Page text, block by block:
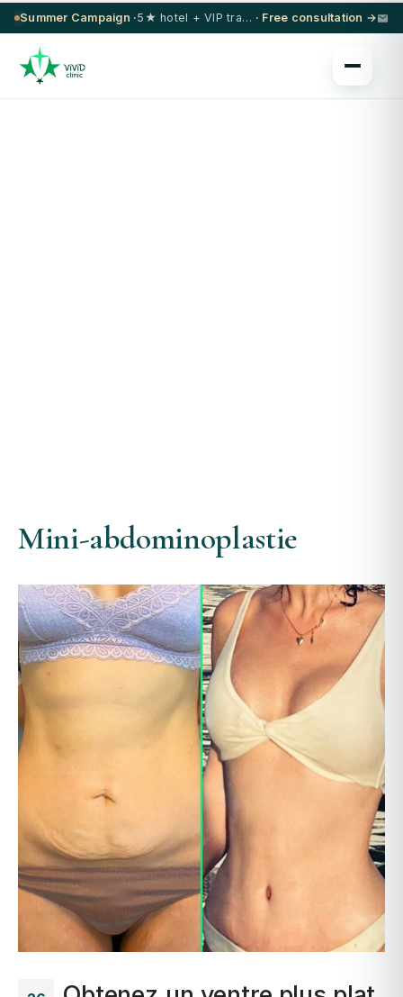
Summer Campaign · 5★ hotel + VIP transfer on select procedures · Free consultation →
Mini-abdominoplastie